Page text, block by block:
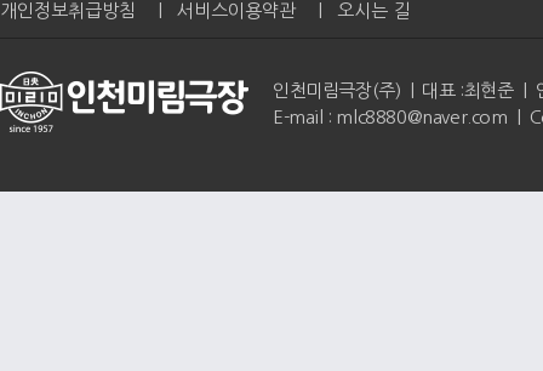
개인정보취급방침 서비스이용약관 오시는 길
인천미림극장(주) | 대표 :최현준 |
E-mail : mlc8880@naver.com |